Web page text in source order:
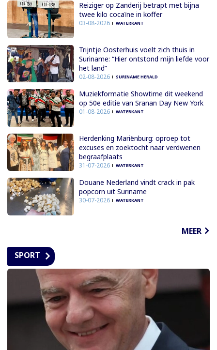
Reiziger op Zanderij betrapt met bijna
twee kilo cocaïne in koffer
03-08-2026 WATERKANT
Trijntje Oosterhuis voelt zich thuis in
Suriname: “Hier ontstond mijn liefde voor
het land”
02-08-2026 SURINAME HERALD
Muziekformatie Showtime dit weekend
op 50e editie van Sranan Day New York
01-08-2026 WATERKANT
Herdenking Mariënburg: oproep tot
excuses en zoektocht naar verdwenen
begraafplaats
31-07-2026 WATERKANT
Douane Nederland vindt crack in pak
popcorn uit Suriname
30-07-2026 WATERKANT
MEER
SPORT